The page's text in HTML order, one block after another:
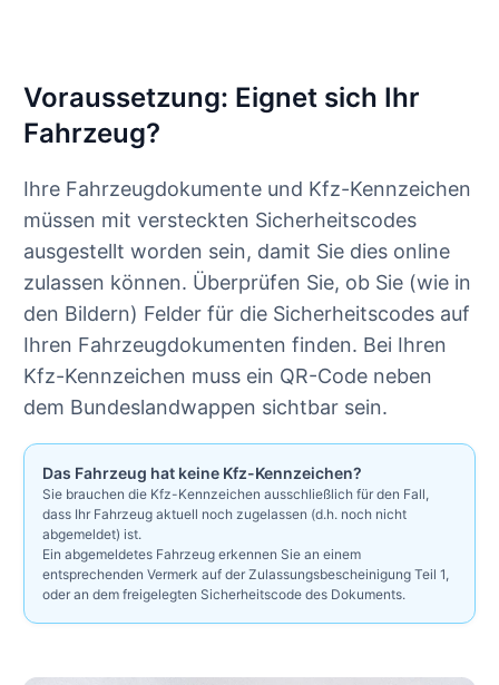
Voraussetzung: Eignet sich Ihr
Fahrzeug?
Ihre Fahrzeugdokumente und Kfz-Kennzeichen
müssen mit versteckten Sicherheitscodes
ausgestellt worden sein, damit Sie dies online
zulassen können. Überprüfen Sie, ob Sie (wie in
den Bildern) Felder für die Sicherheitscodes auf
Ihren Fahrzeugdokumenten finden. Bei Ihren
Kfz-Kennzeichen muss ein QR-Code neben
dem Bundeslandwappen sichtbar sein.
Das Fahrzeug hat keine Kfz-Kennzeichen?
Sie brauchen die Kfz-Kennzeichen ausschließlich für den Fall,
dass Ihr Fahrzeug aktuell noch zugelassen (d.h. noch nicht
abgemeldet) ist.
Ein abgemeldetes Fahrzeug erkennen Sie an einem
entsprechenden Vermerk auf der Zulassungsbescheinigung Teil 1,
oder an dem freigelegten Sicherheitscode des Dokuments.